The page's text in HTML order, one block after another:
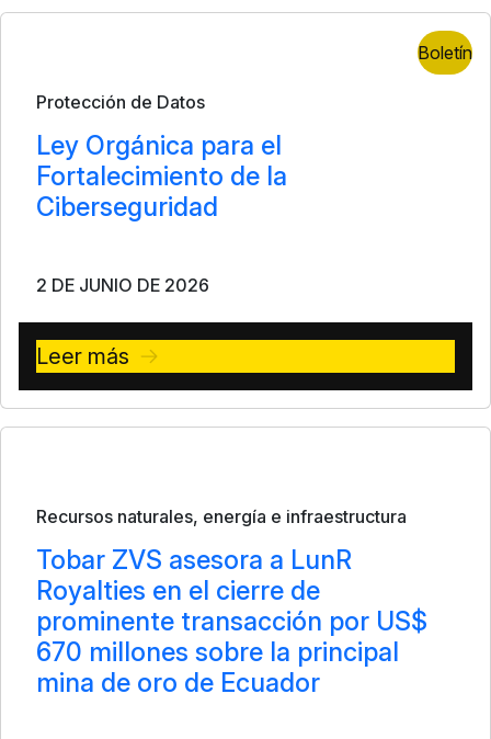
Boletín
Protección de Datos
Ley Orgánica para el
Fortalecimiento de la
Ciberseguridad
2 DE JUNIO DE 2026
Leer más
Recursos naturales, energía e infraestructura
Tobar ZVS asesora a LunR
Royalties en el cierre de
prominente transacción por US$
670 millones sobre la principal
mina de oro de Ecuador